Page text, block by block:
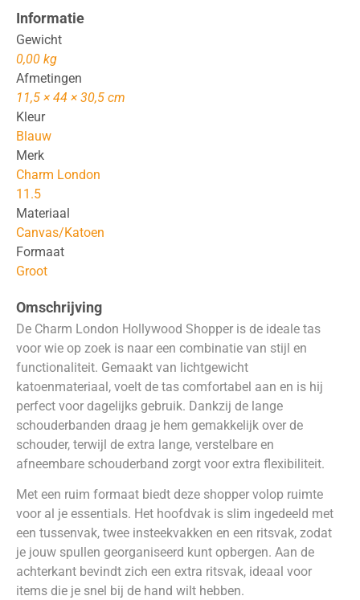
Informatie
Gewicht
0,00 kg
Afmetingen
11,5 × 44 × 30,5 cm
Kleur
Blauw
Merk
Charm London
11.5
Materiaal
Canvas/Katoen
Formaat
Groot
Omschrijving
De Charm London Hollywood Shopper is de ideale tas
voor wie op zoek is naar een combinatie van stijl en
functionaliteit. Gemaakt van lichtgewicht
katoenmateriaal, voelt de tas comfortabel aan en is hij
perfect voor dagelijks gebruik. Dankzij de lange
schouderbanden draag je hem gemakkelijk over de
schouder, terwijl de extra lange, verstelbare en
afneembare schouderband zorgt voor extra flexibiliteit.
Met een ruim formaat biedt deze shopper volop ruimte
voor al je essentials. Het hoofdvak is slim ingedeeld met
een tussenvak, twee insteekvakken en een ritsvak, zodat
je jouw spullen georganiseerd kunt opbergen. Aan de
achterkant bevindt zich een extra ritsvak, ideaal voor
items die je snel bij de hand wilt hebben.